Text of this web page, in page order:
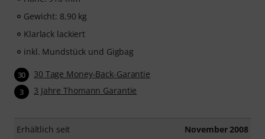
Gewicht: 8,90 kg
Klarlack lackiert
inkl. Mundstück und Gigbag
30 30 Tage Money-Back-Garantie
3 3 Jahre Thomann Garantie
Erhältlich seit November 2008